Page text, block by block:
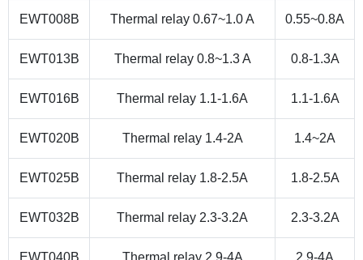
EWT008B Thermal relay 0.67~1.0 A 0.55~0.8A
EWT013B Thermal relay 0.8~1.3 A 0.8-1.3A
EWT016B Thermal relay 1.1-1.6A 1.1-1.6A
EWT020B Thermal relay 1.4-2A 1.4~2A
EWT025B Thermal relay 1.8-2.5A 1.8-2.5A
EWT032B Thermal relay 2.3-3.2A 2.3-3.2A
EWT040B Thermal relay 2.9-4A 2.9-4A